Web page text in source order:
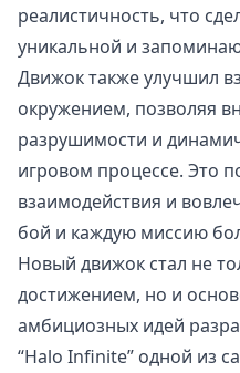
реалистичность, что
уникальной и
Движок также улучшил
окружением, позволяя
разрушимости и
игровом процессе. Это
взаимодействия и
бой и каждую миссию
Новый движок стал не
достижением, но и
амбициозных идей
“Halo Infinite” одной из